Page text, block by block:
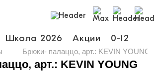
Школа 2026 Акции 0-12
Брюки- палаццо, арт.: KEVIN YOUNG
арт.: KEVIN YOUNG